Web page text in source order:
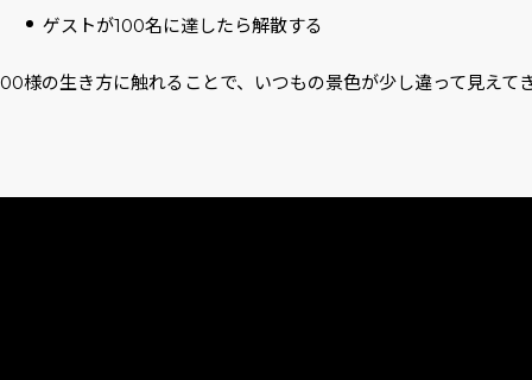
ゲストが100名に達したら解散する
様の生き方に触れることで、いつもの景色が少し違って見えて